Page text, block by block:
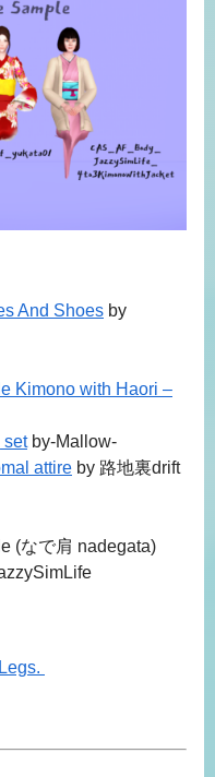
And Shoes by
Kimono with Haori –
setby-Mallow-
attire by 路地裏drift
(なで肩 nadegata)